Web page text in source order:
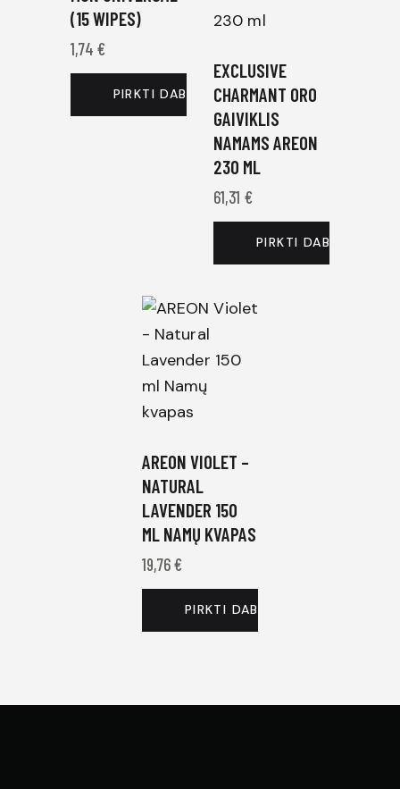
(15 WIPES)
1,74€
PIRKTI DABAR
EXCLUSIVE
CHARMANT ORO
GAIVIKLIS
NAMAMS AREON
230 ML
61,31 €
PIRKTI DABAR
AREON VIOLET –
NATURAL
LAVENDER 150
ML NAMŲ KVAPAS
19,76€
PIRKTI DABAR